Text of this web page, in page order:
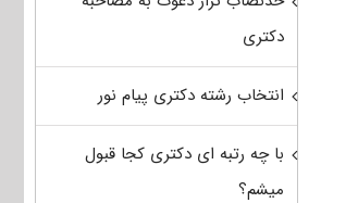
دکتری
انتخاب رشته دکتری پیام نور
با چه رتبه ای دکتری کجا قبول
میشم؟